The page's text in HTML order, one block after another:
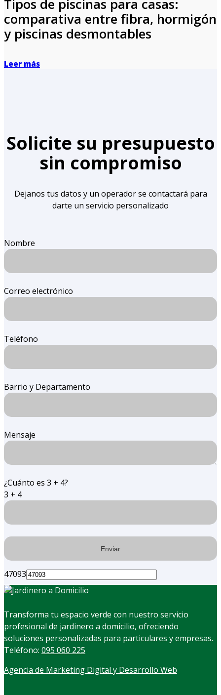
Tipos de piscinas para casas:
comparativa entre fibra, hormigón
y piscinas desmontables
Leer más
Solicite su presupuesto
sin compromiso
Dejanos tus datos y un operador se contactará para
darte un servicio personalizado
Nombre
Correo electrónico
Teléfono
Barrio y Departamento
Mensaje
¿Cuánto es 3 + 4?
3 + 4
47093
Transforma tu espacio verde con nuestro servicio
profesional de jardinero a domicilio, ofreciendo
soluciones personalizadas para particulares y empresas.
Teléfono: 095 060 225
Agencia de Marketing Digital y Desarrollo Web